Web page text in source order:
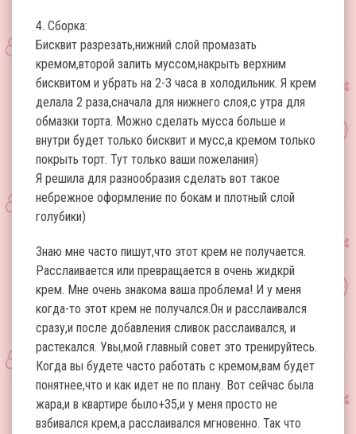
4. Сборка:
Бисквит разрезать,нижний слой промазать
кремом,второй залить муссом,накрыть верхним
бисквитом и убрать на 2-3 часа в холодильник. Я крем
делала 2 раза,сначала для нижнего слоя,с утра для
обмазки торта. Можно сделать мусса больше и
внутри будет только бисквит и мусс,а кремом только
покрыть торт. Тут только ваши пожелания)
Я решила для разнообразия сделать вот такое
небрежное оформление по бокам и плотный слой
голубики)
Знаю мне часто пишут,что этот крем не получается.
Расслаивается или превращается в очень жидкрй
крем. Мне очень знакома ваша проблема! И у меня
когда-то этот крем не получался.Он и расслаивался
сразу,и после добавления сливок расслаивался, и
растекался. Увы,мой главный совет это тренируйтесь.
Когда вы будете часто работать с кремом,вам будет
понятнее,что и как идет не по плану. Вот сейчас была
жара,и в квартире было+35,и у меня просто не
взбивался крем,а расслаивался мгновенно. Так что